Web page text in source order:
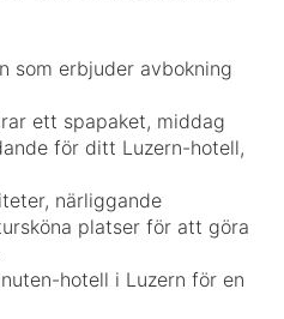
som erbjuder avbokning
ett spapaket, middag
för ditt Luzern-hotell,
närliggande
platser för att göra
hotell i Luzern för en